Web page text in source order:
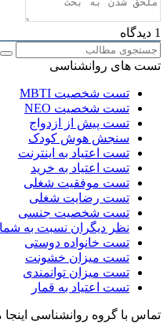
های روانشناسی
تست شخصیت MBTI
تست شخصیت NEO
تست پیش از ازدواج
سنجش هوش کودک
تست اعتیاد به اینترنت
تست اعتیاد به خرید
تست موفقیت شغلی
تست رضایت شغلی
تست شخصیت جنسی
نظر دیگران نسبت به شما
تست خانواده دوستی
تست میزان خشونت
تست میزان توانمندی
تست اعتیاد به قمار
با گروه روانشناسی اینجا مکث